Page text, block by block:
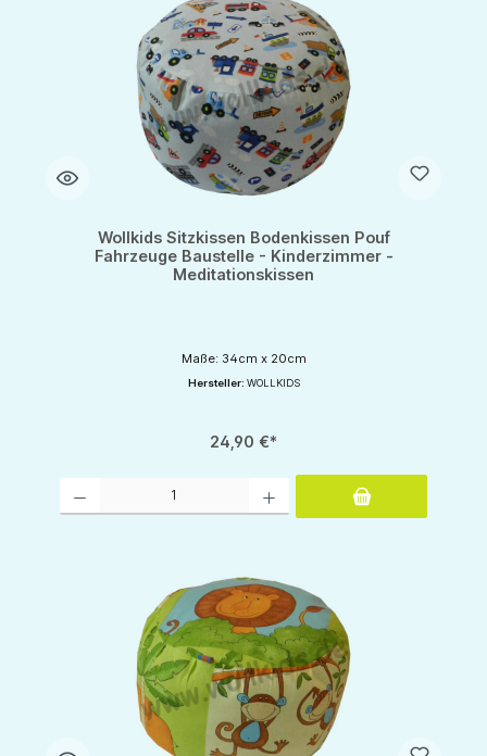
Wollkids Sitzkissen Bodenkissen Pouf
Fahrzeuge Baustelle - Kinderzimmer -
Meditationskissen
Maße: 34cm x 20cm
Hersteller: WOLLKIDS
24,90 €*